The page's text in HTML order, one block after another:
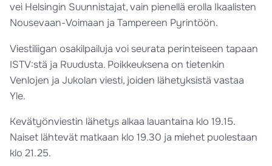
vei Helsingin Suunnistajat, vain pienellä erolla Ikaalisten
Nousevaan-Voimaan ja Tampereen Pyrintöön.
Viestiliigan osakilpailuja voi seurata perinteiseen tapaan
ISTV:stä ja Ruudusta. Poikkeuksena on tietenkin
Venlojen ja Jukolan viesti, joiden lähetyksistä vastaa
Yle.
Kevätyönviestin lähetys alkaa lauantaina klo 19.15.
Naiset lähtevät matkaan klo 19.30 ja miehet puolestaan
klo 21.25.